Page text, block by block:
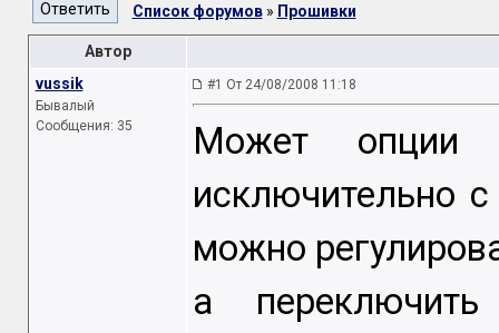
Список форумов» Прошивки
Автор
vussik
Бывалый
Сообщения: 35
#1 От 24/08/2008 11:18
Может опции
исключительно
можно
а